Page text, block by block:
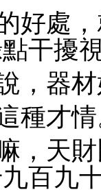
好處
干擾
，器
種才情
，天
百九十